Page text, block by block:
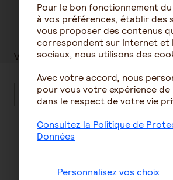
Entreprise
Veuillez saisir le SIRET de votre
SIRET de votre entreprise
Vérification Anti-Robot
Pour le bon fonctionnement
à vos préférences, établir des
vous proposer des contenus
correspondent sur Internet et
sociaux, nous utilisons des
Avec votre accord, nous
pour vous votre expérience de
dans le respect de votre vie
Consultez la Politique de
Données
Personnalisez vos choix